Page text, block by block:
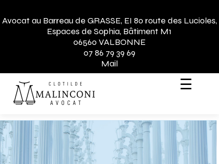
Avocat au Barreau de GRASSE, EI 80 route des Lucioles,
Espaces de Sophia, Bâtiment M1
06560 VALBONNE
07 86 79 39 69
Mail
☰